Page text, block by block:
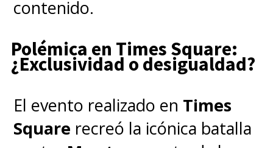
contenido.
Polémica en Times Square:
¿Exclusividad o desigualdad?
El evento realizado en Times
Square recreó la icónica batalla